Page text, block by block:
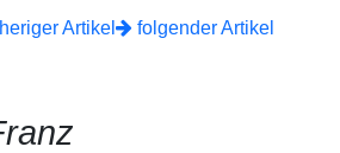
Artikel folgender Artikel